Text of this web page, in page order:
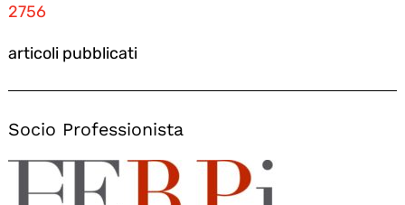
2756
articoli pubblicati
Socio Professionista